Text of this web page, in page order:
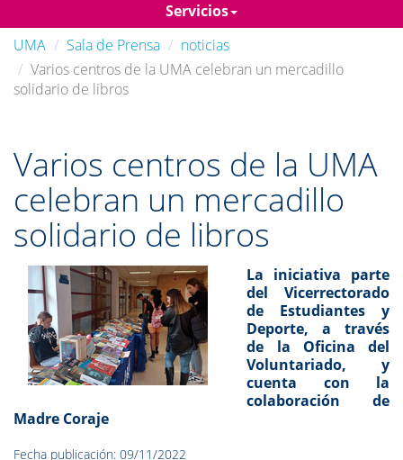
Servicios
UMA
Sala de Prensa
noticias
Varios centros de la UMA celebran un mercadillo
solidario de libros
Varios centros de la UMA
celebran un mercadillo
solidario de libros
La iniciativa parte
del Vicerrectorado
de Estudiantes y
Deporte, a través
de la Oficina del
Voluntariado, y
cuenta con la
colaboración de
Madre Coraje
Fecha publicación: 09/11/2022